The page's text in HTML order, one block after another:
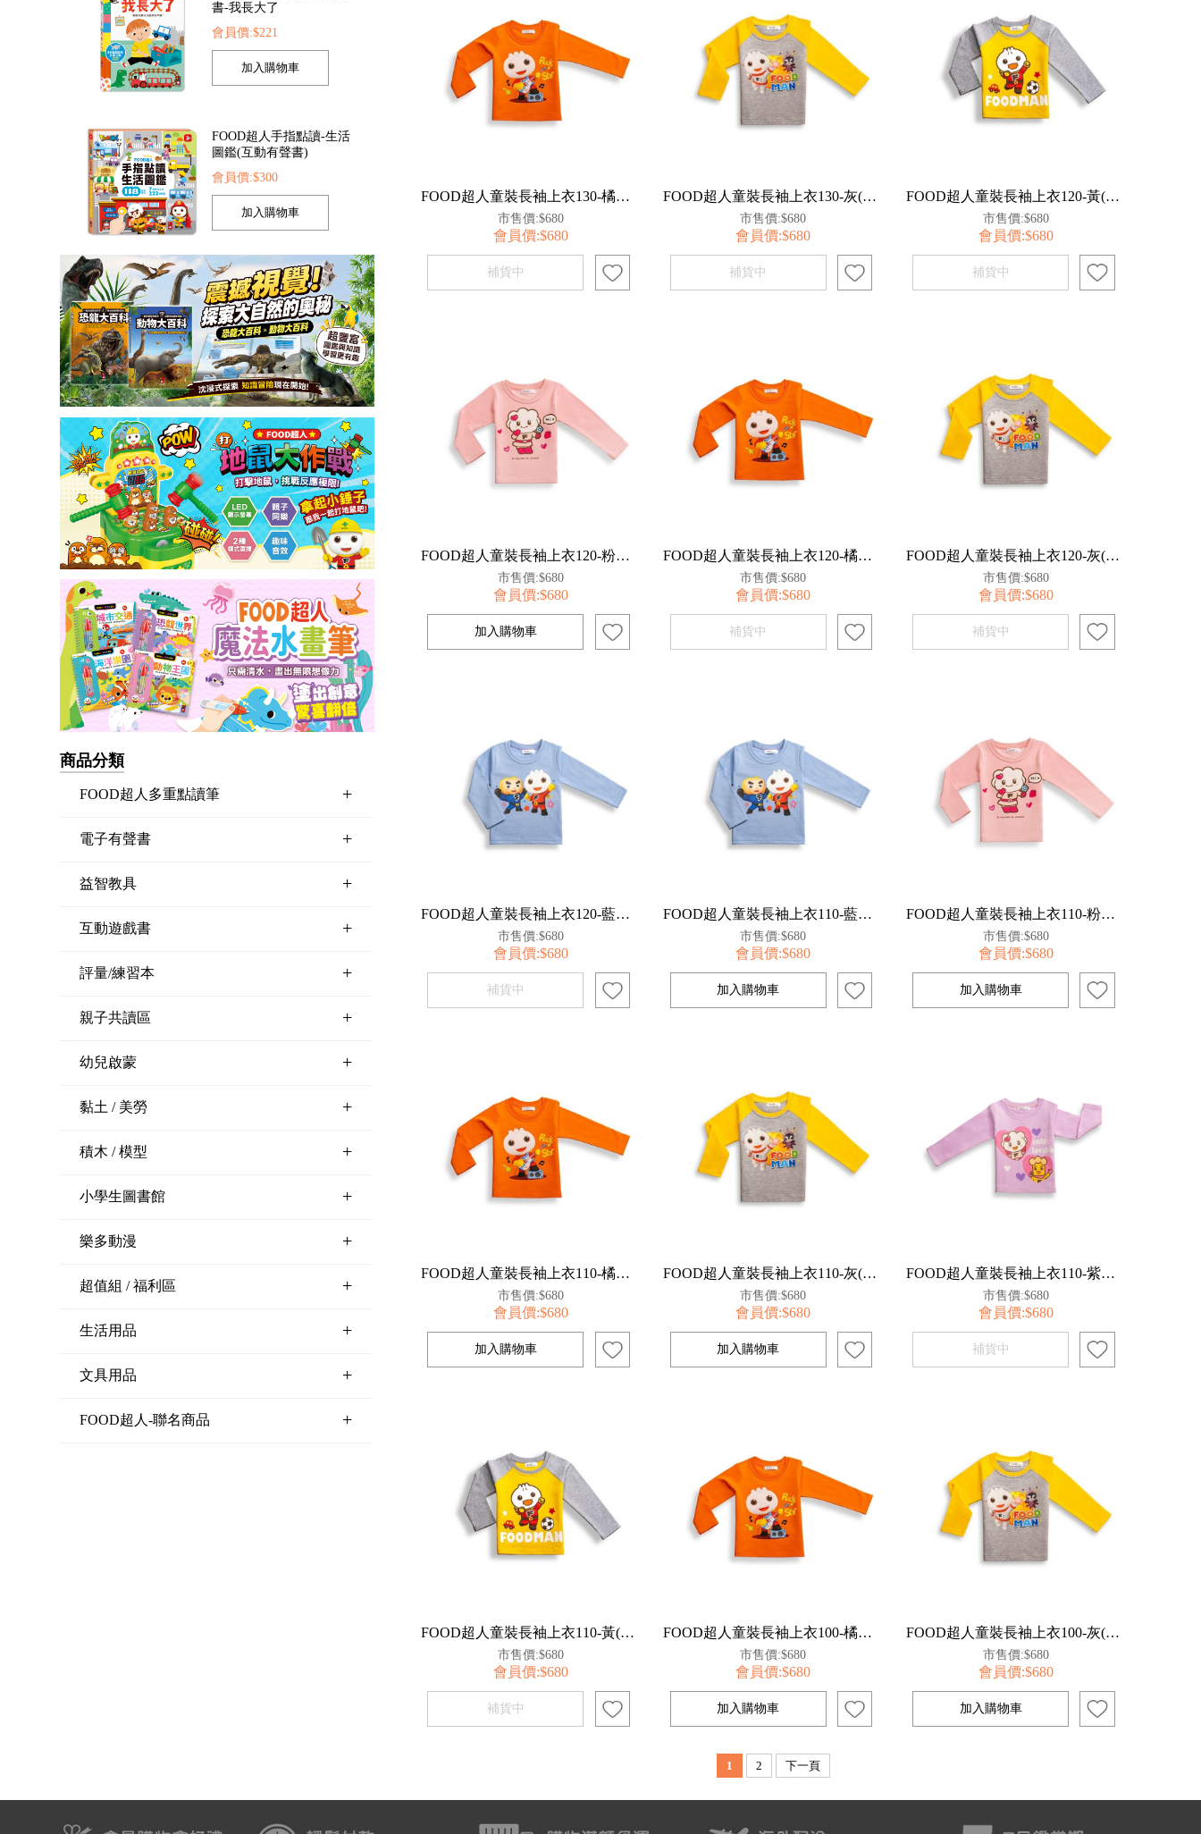
圖鑑(互動有聲書)
會員價:$300
孩子的第一套認知拼圖-動
物王國
會員價:$221
商品分類
FOOD超人多重點讀筆 +
電子有聲書 +
益智教具 +
互動遊戲書 +
評量/練習本 +
親子共讀區 +
幼兒啟蒙 +
黏土 / 美勞 +
積木 / 模型 +
小學生圖書館 +
樂多動漫 +
超值組 / 福利區 +
生活用品 +
文具用品 +
FOOD超人-聯名商品 +
FOOD超人童裝長袖上衣130-橘【百事特】
市售價:$680
會員價:$680
FOOD超人童裝長袖上衣130-灰(太空人)【百事特】
市售價:$680
會員價:$680
FOOD超人童裝長袖上衣120-黃(足球)【百事特】
市售價:$680
會員價:$680
FOOD超人童裝長袖上衣120-粉【百事特】
市售價:$680
會員價:$680
FOOD超人童裝長袖上衣120-橘【百事特】
市售價:$680
會員價:$680
FOOD超人童裝長袖上衣120-灰(太空人)【百事特】
市售價:$680
會員價:$680
FOOD超人童裝長袖上衣120-藍【百事特】
市售價:$680
會員價:$680
FOOD超人童裝長袖上衣110-藍【百事特】
市售價:$680
會員價:$680
FOOD超人童裝長袖上衣110-粉【百事特】
市售價:$680
會員價:$680
FOOD超人童裝長袖上衣110-橘【百事特】
市售價:$680
會員價:$680
FOOD超人童裝長袖上衣110-灰(太空人)【百事特】
市售價:$680
會員價:$680
FOOD超人童裝長袖上衣110-紫【百事特】
市售價:$680
會員價:$680
FOOD超人童裝長袖上衣110-黃(足球)【百事特】
市售價:$680
會員價:$680
FOOD超人童裝長袖上衣100-橘【百事特】
市售價:$680
會員價:$680
FOOD超人童裝長袖上衣100-灰(太空人)【百事特】
市售價:$680
會員價:$680
1 2 下一頁